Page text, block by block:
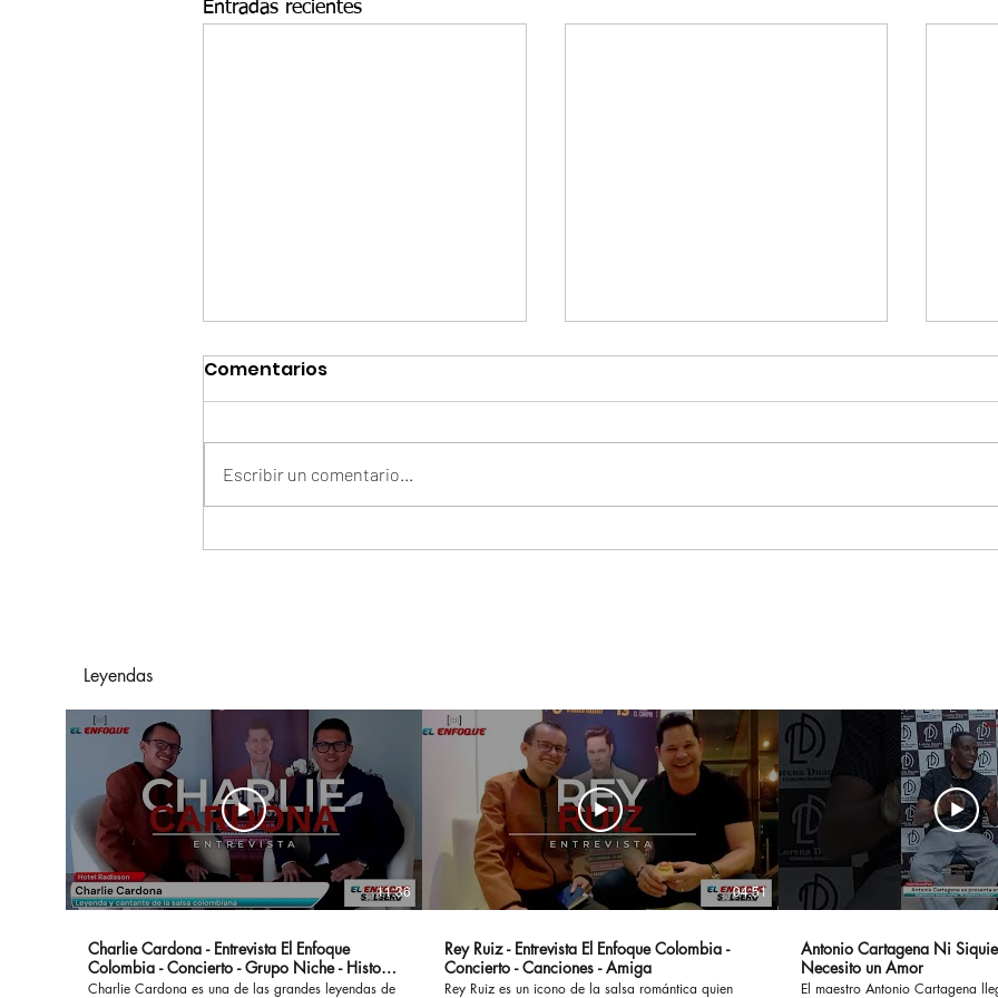
Entradas recientes
Hasta La Vista, Baby:
Aitana Pone La Banda
El
Comentarios
Escribir un comentario...
Leyendas
11:36
Charlie Cardona - Entrevista El Enfoque
Colombia - Concierto - Grupo Niche - Historia
- Canciones
Charlie Cardona es una de las grandes leyendas de
04:51
Rey Ruiz - Entrevista El Enfoque Colombia -
Concierto - Canciones - Amiga
Rey Ruiz es un icono de la salsa romántica quien
Antonio Cartagena Ni
Necesito un Amor
El maestro Antonio Cartagena